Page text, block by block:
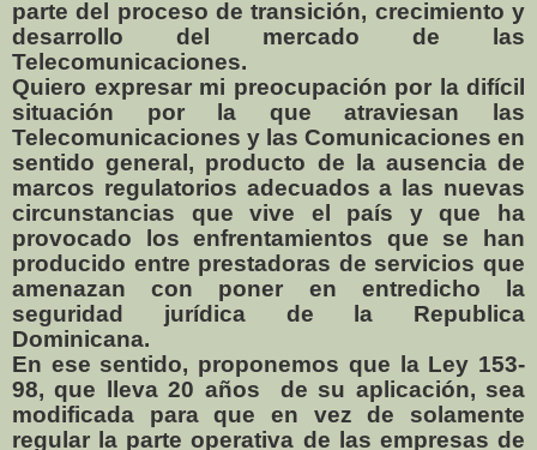
parte del proceso de transición, crecimiento y
desarrollo del mercado de las
Telecomunicaciones.
Quiero expresar mi preocupación por la difícil
situación por la que atraviesan las
Telecomunicaciones y las Comunicaciones en
sentido general, producto de la ausencia de
marcos regulatorios adecuados a las nuevas
circunstancias que vive el país y que ha
provocado los enfrentamientos que se han
producido entre prestadoras de servicios que
amenazan con poner en entredicho la
seguridad jurídica de la Republica
Dominicana.
En ese sentido, proponemos que la Ley 153-
98, que lleva 20 años
de su aplicación, sea
modificada para que en vez de solamente
regular la parte operativa de las empresas de